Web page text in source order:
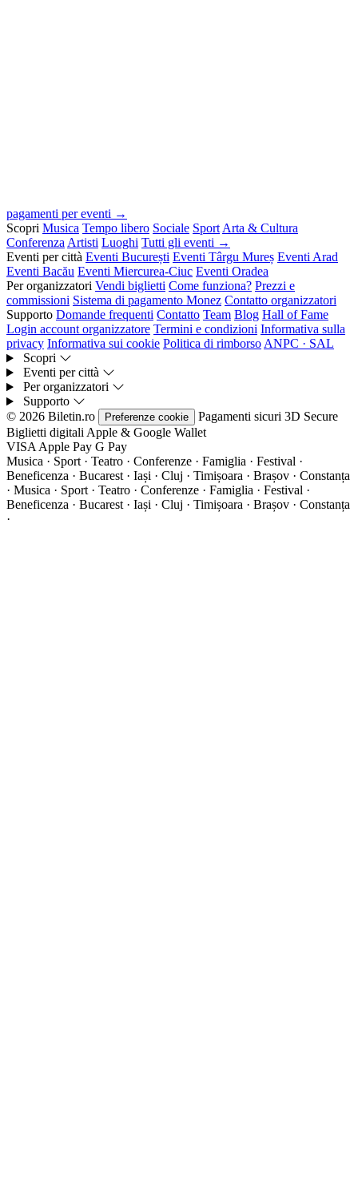
pagamenti per eventi →
Scopri Musica Tempo libero Sociale Sport Arta & Cultura
Conferenza Artisti Luoghi Tutti gli eventi →
Eventi per città Eventi București Eventi Târgu Mureș Eventi Arad
Eventi Bacău Eventi Miercurea-Ciuc Eventi Oradea
Per organizzatori Vendi biglietti Come funziona? Prezzi e
commissioni Sistema di pagamento Monez Contatto organizzatori
Supporto Domande frequenti Contatto Team Blog Hall of Fame
Login account organizzatore Termini e condizioni Informativa sulla
privacy Informativa sui cookie Politica di rimborso ANPC · SAL
Scopri
Eventi per città
Per organizzatori
Supporto
© 2026 Biletin.ro
Preferenze cookie Pagamenti sicuri 3D Secure
Biglietti digitali Apple & Google Wallet
VISA Apple Pay G Pay
Musica · Sport · Teatro · Conferenze · Famiglia · Festival ·
Beneficenza · Bucarest · Iași · Cluj · Timișoara · Brașov · Constanța
· Musica · Sport · Teatro · Conferenze · Famiglia · Festival ·
Beneficenza · Bucarest · Iași · Cluj · Timișoara · Brașov · Constanța
·